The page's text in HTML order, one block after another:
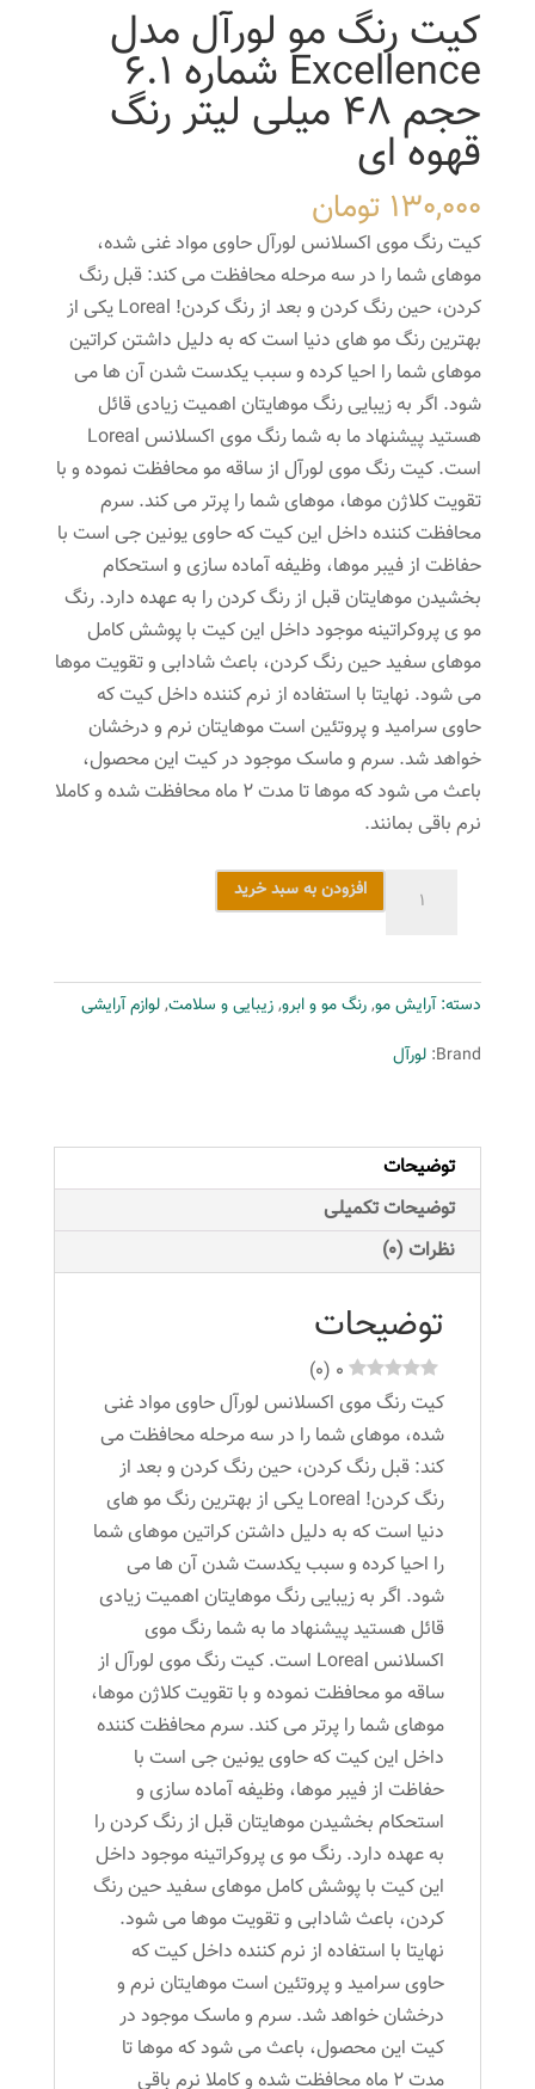
کیت رنگ مو لورآل مدل
Excellence شماره 6.1
حجم 48 میلی لیتر رنگ
قهوه ای
130,000 تومان
کیت رنگ موی اکسلانس لورآل حاوی مواد غنی شده،
موهای شما را در سه مرحله محافظت می کند: قبل رنگ
کردن، حین رنگ کردن و بعد از رنگ کردن! Loreal یکی از
بهترین رنگ مو های دنیا است که به دلیل داشتن کراتین
موهای شما را احیا کرده و سبب یکدست شدن آن ها می
شود. اگر به زیبایی رنگ موهایتان اهمیت زیادی قائل
هستید پیشنهاد ما به شما رنگ موی اکسلانس Loreal
است. کیت رنگ موی لورآل از ساقه مو محافظت نموده و با
تقویت کلاژن موها، موهای شما را پرتر می کند. سرم
محافظت کننده داخل این کیت که حاوی یونین جی است با
حفاظت از فیبر موها، وظیفه آماده سازی و استحکام
بخشیدن موهایتان قبل از رنگ کردن را به عهده دارد. رنگ
مو ی پروکراتینه موجود داخل این کیت با پوشش کامل
موهای سفید حین رنگ کردن، باعث شادابی و تقویت موها
می شود. نهایتا با استفاده از نرم کننده داخل کیت که
حاوی سرامید و پروتئین است موهایتان نرم و درخشان
خواهد شد. سرم و ماسک موجود در کیت این محصول،
باعث می شود که موها تا مدت 2 ماه محافظت شده و کاملا
نرم باقی بمانند.
لورآل
مدل
Excellence
حجم
48
میلی
لیتر
رنگ
ای
عدد
افزودن به سبد خرید
دسته:آرایش مو,رنگ مو و ابرو,زیبایی و سلامت,لوازم آرایشی
Brand: لورآل
توضیحات
توضیحات تکمیلی
نظرات (0)
توضیحات
0
(
0
)
کیت رنگ موی اکسلانس لورآل حاوی مواد غنی
شده، موهای شما را در سه مرحله محافظت می
کند: قبل رنگ کردن، حین رنگ کردن و بعد از
رنگ کردن! Loreal یکی از بهترین رنگ مو های
دنیا است که به دلیل داشتن کراتین موهای شما
را احیا کرده و سبب یکدست شدن آن ها می
شود. اگر به زیبایی رنگ موهایتان اهمیت زیادی
قائل هستید پیشنهاد ما به شما رنگ موی
اکسلانس Loreal است. کیت رنگ موی لورآل از
ساقه مو محافظت نموده و با تقویت کلاژن موها،
موهای شما را پرتر می کند. سرم محافظت کننده
داخل این کیت که حاوی یونین جی است با
حفاظت از فیبر موها، وظیفه آماده سازی و
استحکام بخشیدن موهایتان قبل از رنگ کردن را
به عهده دارد. رنگ مو ی پروکراتینه موجود داخل
این کیت با پوشش کامل موهای سفید حین رنگ
کردن، باعث شادابی و تقویت موها می شود.
نهایتا با استفاده از نرم کننده داخل کیت که
حاوی سرامید و پروتئین است موهایتان نرم و
درخشان خواهد شد. سرم و ماسک موجود در
کیت این محصول، باعث می شود که موها تا
مدت 2 ماه محافظت شده و کاملا نرم باقی